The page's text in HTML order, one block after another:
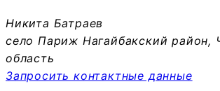
Никита Батраев
село Париж Нагайбакский район,
область
Запросить контактные данные